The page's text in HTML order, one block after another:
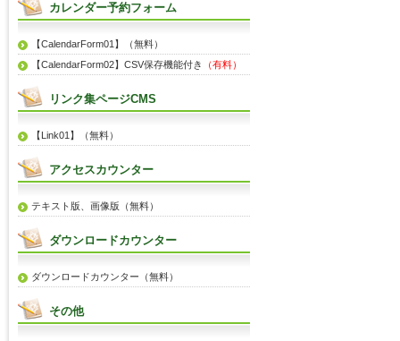
カレンダー予約フォーム
【CalendarForm01】（無料）
【CalendarForm02】CSV保存機能付き
（有料）
リンク集ページCMS
【Link01】（無料）
アクセスカウンター
テキスト版、画像版（無料）
ダウンロードカウンター
ダウンロードカウンター（無料）
その他